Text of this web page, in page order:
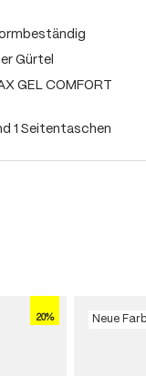
Gürtel
GEL COMFORT
1 Seitentaschen
20% Neue